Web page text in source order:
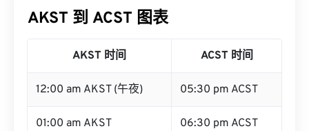
AKST 到 ACST 图表
AKST 时间 ACST 时间
12:00 am AKST (午夜) 05:30 pm ACST
01:00 am AKST 06:30 pm ACST